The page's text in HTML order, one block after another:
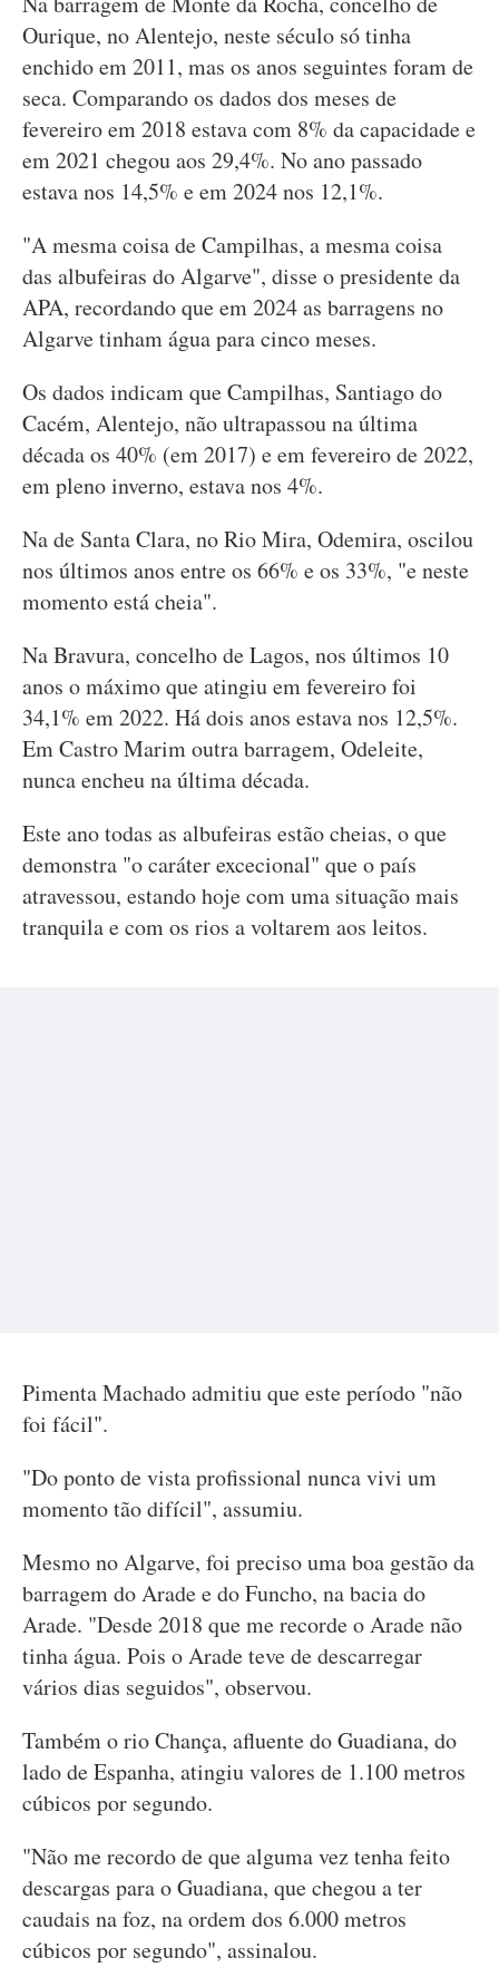
Ourique, no Alentejo, neste século só tinha
enchido em 2011, mas os anos seguintes foram de
seca. Comparando os dados dos meses de
fevereiro em 2018 estava com 8% da capacidade e
em 2021 chegou aos 29,4%. No ano passado
estava nos 14,5% e em 2024 nos 12,1%.
"A mesma coisa de Campilhas, a mesma coisa
das albufeiras do Algarve", disse o presidente da
APA, recordando que em 2024 as barragens no
Algarve tinham água para cinco meses.
Os dados indicam que Campilhas, Santiago do
Cacém, Alentejo, não ultrapassou na última
década os 40% (em 2017) e em fevereiro de 2022,
em pleno inverno, estava nos 4%.
Na de Santa Clara, no Rio Mira, Odemira, oscilou
nos últimos anos entre os 66% e os 33%, "e neste
momento está cheia".
Na Bravura, concelho de Lagos, nos últimos 10
anos o máximo que atingiu em fevereiro foi
34,1% em 2022. Há dois anos estava nos 12,5%.
Em Castro Marim outra barragem, Odeleite,
nunca encheu na última década.
Este ano todas as albufeiras estão cheias, o que
demonstra "o caráter excecional" que o país
atravessou, estando hoje com uma situação mais
tranquila e com os rios a voltarem aos leitos.
Pimenta Machado admitiu que este período "não
foi fácil".
"Do ponto de vista profissional nunca vivi um
momento tão difícil", assumiu.
Mesmo no Algarve, foi preciso uma boa gestão da
barragem do Arade e do Funcho, na bacia do
Arade. "Desde 2018 que me recorde o Arade não
tinha água. Pois o Arade teve de descarregar
vários dias seguidos", observou.
Também o rio Chança, afluente do Guadiana, do
lado de Espanha, atingiu valores de 1.100 metros
cúbicos por segundo.
"Não me recordo de que alguma vez tenha feito
descargas para o Guadiana, que chegou a ter
caudais na foz, na ordem dos 6.000 metros
cúbicos por segundo", assinalou.